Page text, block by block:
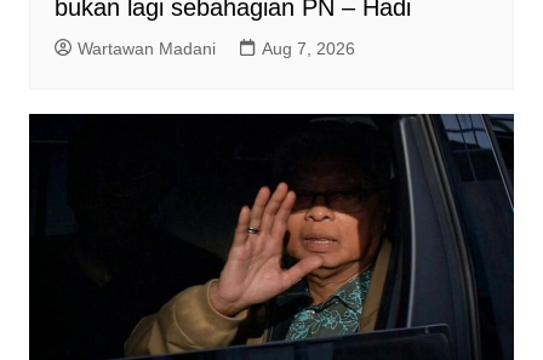
bukan lagi sebahagian PN – Hadi
Wartawan Madani Aug 7, 2026